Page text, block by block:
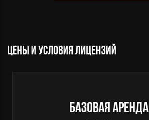
Цены и условия лицензий
БАЗОВАЯ АРЕНДА